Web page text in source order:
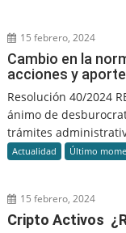
15 febrero, 2024
Cambio en la
acciones y
Resolución 40/2024
ánimo de
trámites
Actualidad Último
15 febrero, 2024
Cripto Activos